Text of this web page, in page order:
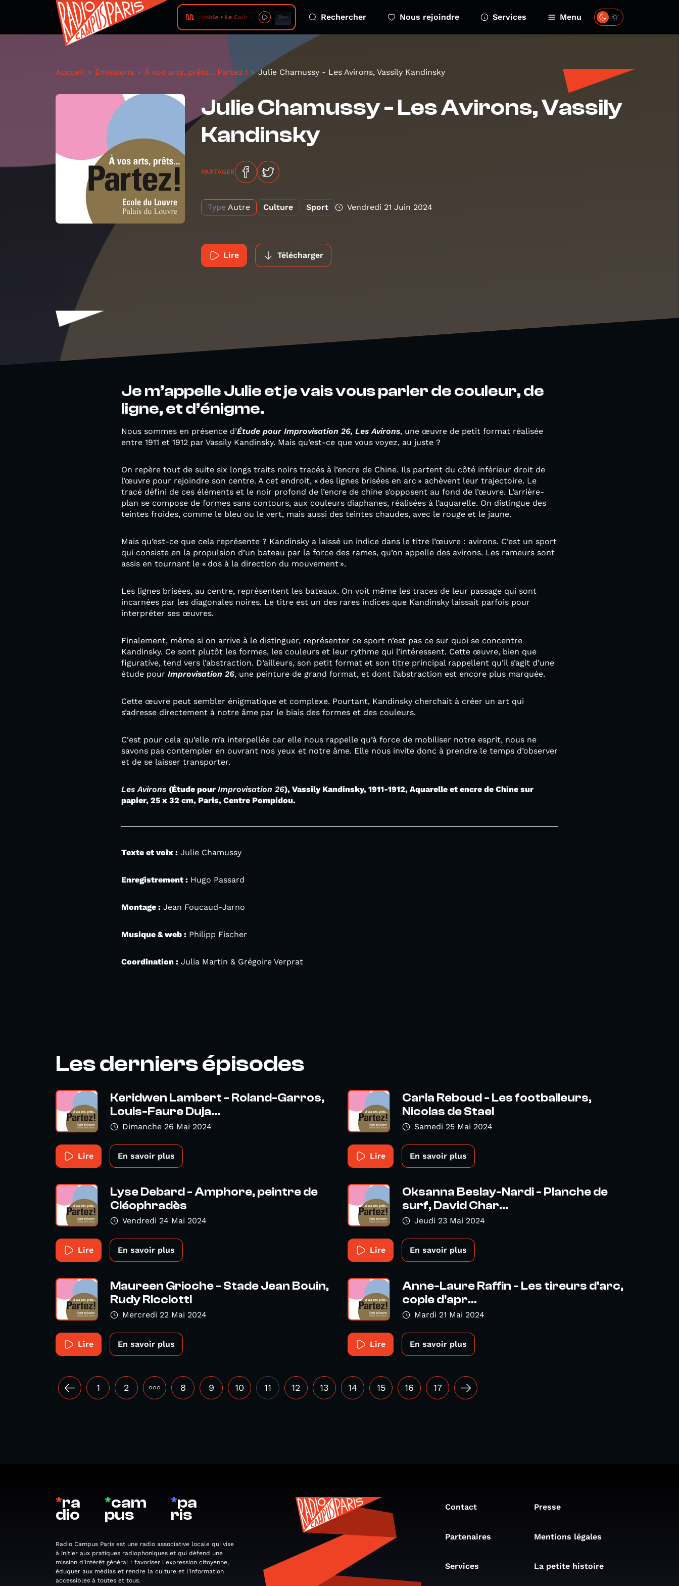
Radio Campus Grenoble • Le Coût des Smartphones - 2026-08-08 - ep 2 Dépendance
Rechercher Nous rejoindre Services Menu
Accueil Émissions À vos arts, prêts... Partez ! Julie Chamussy - Les Avirons, Vassily Kandinsky
Julie Chamussy - Les Avirons, Vassily
Kandinsky
PARTAGER
Type Autre Culture Sport Vendredi 21 Juin 2024
Lire Télécharger
Je m’appelle Julie et je vais vous parler de couleur, de
ligne, et d’énigme.
Nous sommes en présence d’Étude pour Improvisation 26, Les Avirons, une œuvre de petit format réalisée
entre 1911 et 1912 par Vassily Kandinsky. Mais qu’est-ce que vous voyez, au juste ?
On repère tout de suite six longs traits noirs tracés à l’encre de Chine. Ils partent du côté inférieur droit de
l’œuvre pour rejoindre son centre. A cet endroit, « des lignes brisées en arc » achèvent leur trajectoire. Le
tracé défini de ces éléments et le noir profond de l’encre de chine s’opposent au fond de l’œuvre. L’arrière-
plan se compose de formes sans contours, aux couleurs diaphanes, réalisées à l’aquarelle. On distingue des
teintes froides, comme le bleu ou le vert, mais aussi des teintes chaudes, avec le rouge et le jaune.
Mais qu’est-ce que cela représente ? Kandinsky a laissé un indice dans le titre l’œuvre : avirons. C’est un sport
qui consiste en la propulsion d’un bateau par la force des rames, qu’on appelle des avirons. Les rameurs sont
assis en tournant le « dos à la direction du mouvement ».
Les lignes brisées, au centre, représentent les bateaux. On voit même les traces de leur passage qui sont
incarnées par les diagonales noires. Le titre est un des rares indices que Kandinsky laissait parfois pour
interpréter ses œuvres.
Finalement, même si on arrive à le distinguer, représenter ce sport n’est pas ce sur quoi se concentre
Kandinsky. Ce sont plutôt les formes, les couleurs et leur rythme qui l’intéressent. Cette œuvre, bien que
figurative, tend vers l’abstraction. D’ailleurs, son petit format et son titre principal rappellent qu’il s’agit d’une
étude pour Improvisation 26, une peinture de grand format, et dont l’abstraction est encore plus marquée.
Cette œuvre peut sembler énigmatique et complexe. Pourtant, Kandinsky cherchait à créer un art qui
s’adresse directement à notre âme par le biais des formes et des couleurs.
C'est pour cela qu’elle m’a interpellée car elle nous rappelle qu’à force de mobiliser notre esprit, nous ne
savons pas contempler en ouvrant nos yeux et notre âme. Elle nous invite donc à prendre le temps d’observer
et de se laisser transporter.
Les Avirons (Étude pour Improvisation 26), Vassily Kandinsky, 1911-1912, Aquarelle et encre de Chine sur
papier, 25 x 32 cm, Paris, Centre Pompidou.
Texte et voix : Julie Chamussy
Enregistrement : Hugo Passard
Montage : Jean Foucaud-Jarno
Musique & web : Philipp Fischer
Coordination : Julia Martin & Grégoire Verprat
Les derniers épisodes
Keridwen Lambert - Roland-Garros,
Louis-Faure Duja...
Dimanche 26 Mai 2024
Lire En savoir plus
Carla Reboud - Les footballeurs,
Nicolas de Stael
Samedi 25 Mai 2024
Lire En savoir plus
Lyse Debard - Amphore, peintre de
Cléophradès
Vendredi 24 Mai 2024
Lire En savoir plus
Oksanna Beslay-Nardi - Planche de
surf, David Char...
Jeudi 23 Mai 2024
Lire En savoir plus
Maureen Grioche - Stade Jean Bouin,
Rudy Ricciotti
Mercredi 22 Mai 2024
Lire En savoir plus
Anne-Laure Raffin - Les tireurs d'arc,
copie d'apr...
Mardi 21 Mai 2024
Lire En savoir plus
1 2 ••• 8 9 10 11 12 13 14 15 16 17
*ra
dio
*cam
pus
*pa
ris
Radio Campus Paris est une radio associative locale qui vise
à initier aux pratiques radiophoniques et qui défend une
mission d'intérêt général : favoriser l'expression citoyenne,
éduquer aux médias et rendre la culture et l'information
accessibles à toutes et tous.
Contact Presse
Partenaires Mentions légales
Services La petite histoire